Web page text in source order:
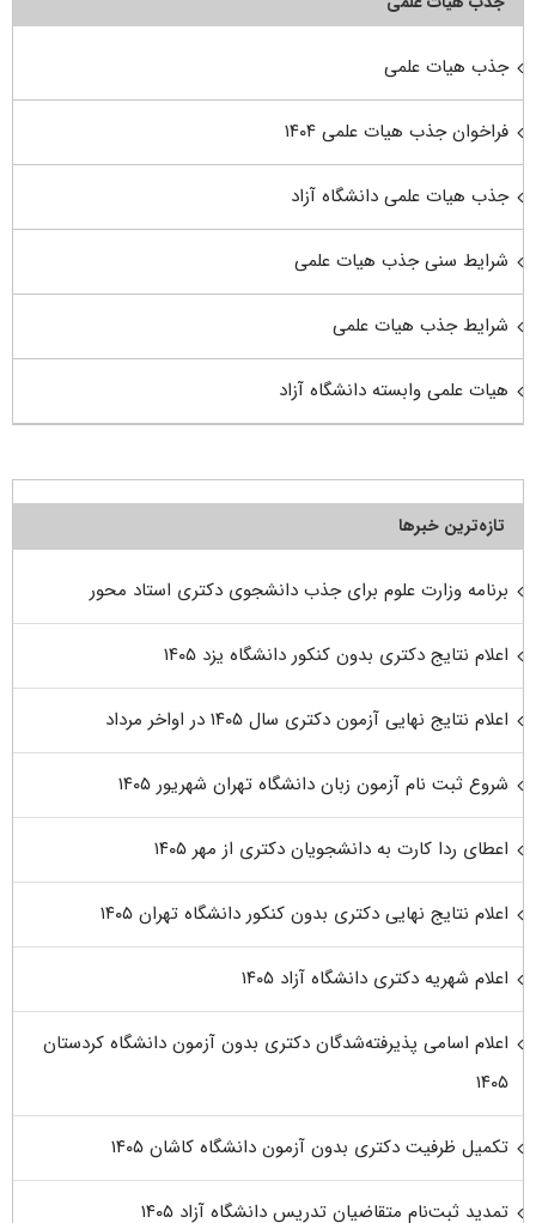
جذب هیات علمی
فراخوان جذب هیات علمی ۱۴۰۴
جذب هیات علمی دانشگاه آزاد
شرایط سنی جذب هیات علمی
شرایط جذب هیات علمی
هیات علمی وابسته دانشگاه آزاد
تازه‌ترین خبرها
برنامه وزارت علوم برای جذب دانشجوی دکتری استاد محور
اعلام نتایج دکتری بدون کنکور دانشگاه یزد ۱۴۰۵
اعلام نتایج نهایی آزمون دکتری سال ۱۴۰۵ در اواخر مرداد
شروع ثبت نام آزمون زبان دانشگاه تهران شهریور ۱۴۰۵
اعطای ردا کارت به دانشجویان دکتری از مهر ۱۴۰۵
اعلام نتایج نهایی دکتری بدون کنکور دانشگاه تهران ۱۴۰۵
اعلام شهریه دکتری دانشگاه آزاد ۱۴۰۵
اعلام اسامی پذیرفته‌شدگان دکتری بدون آزمون دانشگاه کردستان
۱۴۰۵
تکمیل ظرفیت دکتری بدون آزمون دانشگاه کاشان ۱۴۰۵
تمدید ثبت‌نام متقاضیان تدریس دانشگاه آزاد ۱۴۰۵